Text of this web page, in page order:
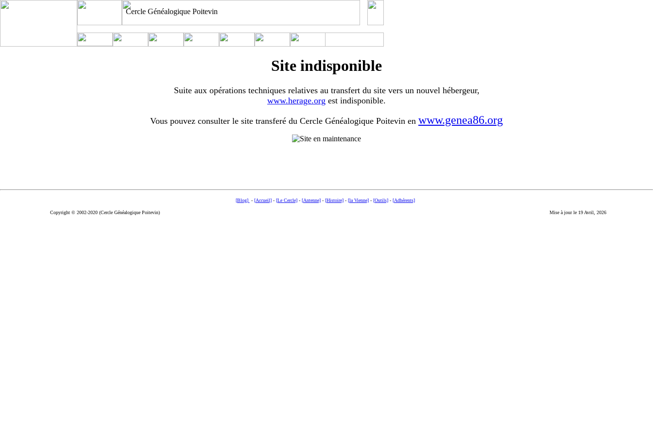
Cercle Généalogique Poitevin
Site indisponible
Suite aux opérations techniques relatives au transfert du site vers un nouvel hébergeur,
www.herage.org est indisponible.
Vous pouvez consulter le site transferé du Cercle Généalogique Poitevin en www.genea86.org
[Blog] - [Accueil]- [Le Cercle]- [Antenne]- [Histoire]- [la Vienne]- [Outils]- [Adhérents]
Copyright © 2002-2020 (Cercle Généalogique Poitevin) Mise à jour le 19 Avril, 2026